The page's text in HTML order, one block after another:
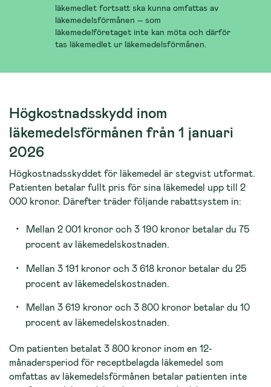
läkemedlet fortsatt ska kunna omfattas av
läkemedelsförmånen – som
läkemedelföretaget inte kan möta och därför
tas läkemedlet ur läkemedelsförmånen.
Högkostnadsskydd inom
läkemedelsförmånen från 1 januari
2026
Högkostnadsskyddet för läkemedel är stegvist utformat.
Patienten betalar fullt pris för sina läkemedel upp till 2
000 kronor. Därefter träder följande rabattsystem in:
Mellan 2 001 kronor och 3 190 kronor betalar du 75
procent av läkemedelskostnaden.
Mellan 3 191 kronor och 3 618 kronor betalar du 25
procent av läkemedelskostnaden.
Mellan 3 619 kronor och 3 800 kronor betalar du 10
procent av läkemedelskostnaden.
Om patienten betalat 3 800 kronor inom en 12-
månadersperiod för receptbelagda läkemedel som
omfattas av läkemedelsförmånen betalar patienten inte